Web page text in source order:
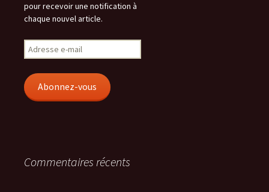
pour recevoir une notification à
chaque nouvel article.
Adresse
e-
Abonnez-vous
Commentaires récents